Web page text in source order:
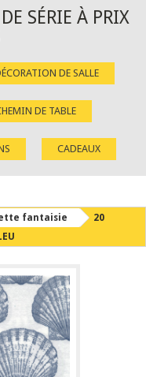
SÉRIE À PRIX
DE SALLE
DE TABLE
CADEAUX
fantaisie
20